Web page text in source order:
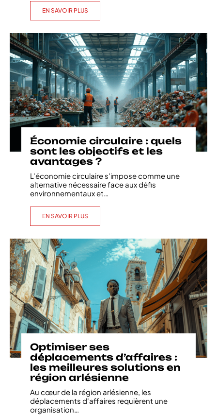
EN SAVOIR PLUS
Économie circulaire : quels
sont les objectifs et les
avantages ?
L'économie circulaire s'impose comme une
alternative nécessaire face aux défis
environnementaux et…
EN SAVOIR PLUS
Optimiser ses
déplacements d’affaires :
les meilleures solutions en
région arlésienne
Au cœur de la région arlésienne, les
déplacements d'affaires requièrent une
organisation…